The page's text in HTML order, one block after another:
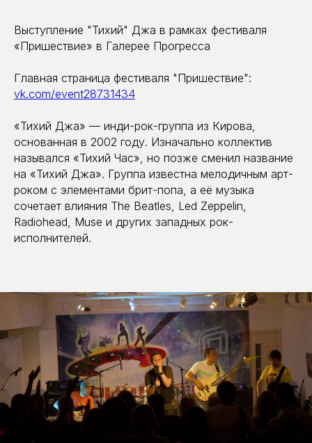
Выступление "Тихий" Джа в рамках фестиваля
«Пришествие» в Галерее Прогресса
Главная страница фестиваля "Пришествие":
vk.com/event28731434
«Тихий Джа» — инди-рок-группа из Кирова,
основанная в 2002 году. Изначально коллектив
назывался «Тихий Час», но позже сменил название
на «Тихий Джа». Группа известна мелодичным арт-
роком с элементами брит-попа, а её музыка
сочетает влияния The Beatles, Led Zeppelin,
Radiohead, Muse и других западных рок-
исполнителей.